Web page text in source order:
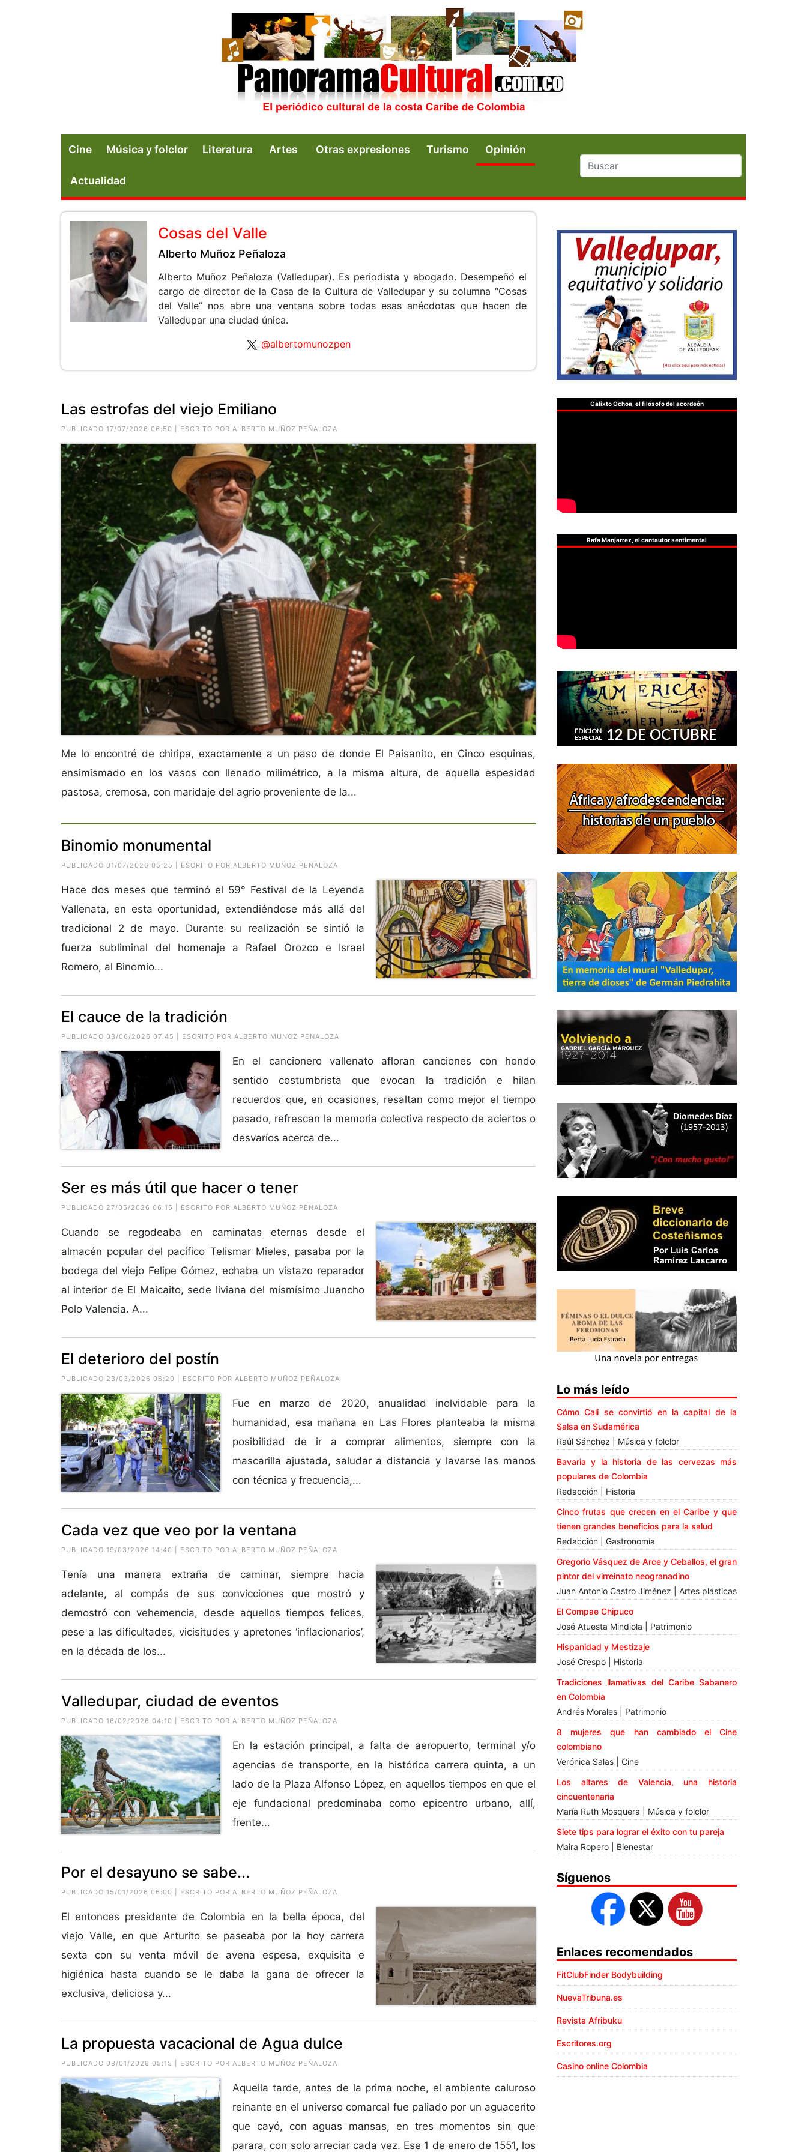
Cine Música y folclor Literatura Artes Otras expresiones Turismo Opinión
Actualidad
Cosas del Valle
Alberto Muñoz Peñaloza
Alberto Muñoz Peñaloza (Valledupar). Es periodista y abogado. Desempeñó el
cargo de director de la Casa de la Cultura de Valledupar y su columna “Cosas
del Valle” nos abre una ventana sobre todas esas anécdotas que hacen de
Valledupar una ciudad única.
@albertomunozpen
Las estrofas del viejo Emiliano
PUBLICADO 17/07/2026 06:50 | ESCRITO POR ALBERTO MUÑOZ PEÑALOZA
Me lo encontré de chiripa, exactamente a un paso de donde El Paisanito, en Cinco esquinas,
ensimismado en los vasos con llenado milimétrico, a la misma altura, de aquella espesidad
pastosa, cremosa, con maridaje del agrio proveniente de la...
Binomio monumental
PUBLICADO 01/07/2026 05:25 | ESCRITO POR ALBERTO MUÑOZ PEÑALOZA
Hace dos meses que terminó el 59° Festival de la Leyenda
Vallenata, en esta oportunidad, extendiéndose más allá del
tradicional 2 de mayo. Durante su realización se sintió la
fuerza subliminal del homenaje a Rafael Orozco e Israel
Romero, al Binomio...
El cauce de la tradición
PUBLICADO 03/06/2026 07:45 | ESCRITO POR ALBERTO MUÑOZ PEÑALOZA
En el cancionero vallenato afloran canciones con hondo
sentido costumbrista que evocan la tradición e hilan
recuerdos que, en ocasiones, resaltan como mejor el tiempo
pasado, refrescan la memoria colectiva respecto de aciertos o
desvaríos acerca de...
Ser es más útil que hacer o tener
PUBLICADO 27/05/2026 06:15 | ESCRITO POR ALBERTO MUÑOZ PEÑALOZA
Cuando se regodeaba en caminatas eternas desde el
almacén popular del pacífico Telismar Mieles, pasaba por la
bodega del viejo Felipe Gómez, echaba un vistazo reparador
al interior de El Maicaito, sede liviana del mismísimo Juancho
Polo Valencia. A...
El deterioro del postín
PUBLICADO 23/03/2026 06:20 | ESCRITO POR ALBERTO MUÑOZ PEÑALOZA
Fue en marzo de 2020, anualidad inolvidable para la
humanidad, esa mañana en Las Flores planteaba la misma
posibilidad de ir a comprar alimentos, siempre con la
mascarilla ajustada, saludar a distancia y lavarse las manos
con técnica y frecuencia,...
Cada vez que veo por la ventana
PUBLICADO 19/03/2026 14:40 | ESCRITO POR ALBERTO MUÑOZ PEÑALOZA
Tenía una manera extraña de caminar, siempre hacia
adelante, al compás de sus convicciones que mostró y
demostró con vehemencia, desde aquellos tiempos felices,
pese a las dificultades, vicisitudes y apretones ‘inflacionarios’,
en la década de los...
Valledupar, ciudad de eventos
PUBLICADO 16/02/2026 04:10 | ESCRITO POR ALBERTO MUÑOZ PEÑALOZA
En la estación principal, a falta de aeropuerto, terminal y/o
agencias de transporte, en la histórica carrera quinta, a un
lado de la Plaza Alfonso López, en aquellos tiempos en que el
eje fundacional predominaba como epicentro urbano, allí,
frente...
Por el desayuno se sabe...
PUBLICADO 15/01/2026 06:00 | ESCRITO POR ALBERTO MUÑOZ PEÑALOZA
El entonces presidente de Colombia en la bella época, del
viejo Valle, en que Arturito se paseaba por la hoy carrera
sexta con su venta móvil de avena espesa, exquisita e
higiénica hasta cuando se le daba la gana de ofrecer la
exclusiva, deliciosa y...
La propuesta vacacional de Agua dulce
PUBLICADO 08/01/2026 05:15 | ESCRITO POR ALBERTO MUÑOZ PEÑALOZA
Aquella tarde, antes de la prima noche, el ambiente caluroso
reinante en el universo comarcal fue paliado por un aguacerito
que cayó, con aguas mansas, en tres momentos sin que
parara, con solo arreciar cada vez. Ese 1 de enero de 1551, los
Calixto Ochoa, el filósofo del acordeón
Rafa Manjarrez, el cantautor sentimental
Lo más leído
Cómo Cali se convirtió en la capital de la
Salsa en Sudamérica
Raúl Sánchez | Música y folclor
Bavaria y la historia de las cervezas más
populares de Colombia
Redacción | Historia
Cinco frutas que crecen en el Caribe y que
tienen grandes beneficios para la salud
Redacción | Gastronomía
Gregorio Vásquez de Arce y Ceballos, el gran
pintor del virreinato neogranadino
Juan Antonio Castro Jiménez | Artes plásticas
El Compae Chipuco
José Atuesta Mindiola | Patrimonio
Hispanidad y Mestizaje
José Crespo | Historia
Tradiciones llamativas del Caribe Sabanero
en Colombia
Andrés Morales | Patrimonio
8 mujeres que han cambiado el Cine
colombiano
Verónica Salas | Cine
Los altares de Valencia, una historia
cincuentenaria
María Ruth Mosquera | Música y folclor
Siete tips para lograr el éxito con tu pareja
Maira Ropero | Bienestar
Síguenos
Enlaces recomendados
FitClubFinder Bodybuilding
NuevaTribuna.es
Revista Afribuku
Escritores.org
Casino online Colombia